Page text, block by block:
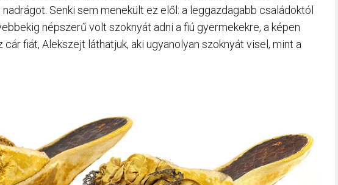
Senki sem menekült ez elől: a leggazdagabb családoktól
népszerű volt szoknyát adni a fiú gyermekekre, a képen
fiát, Alekszejt láthatjuk, aki ugyanolyan szoknyát visel, mint a